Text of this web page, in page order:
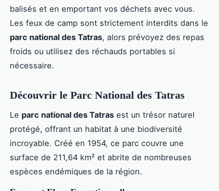
balisés et en emportant vos déchets avec vous.
Les feux de camp sont strictement interdits dans le
parc national des Tatras, alors prévoyez des repas
froids ou utilisez des réchauds portables si
nécessaire.
Découvrir le Parc National des Tatras
Le parc national des Tatras est un trésor naturel
protégé, offrant un habitat à une biodiversité
incroyable. Créé en 1954, ce parc couvre une
surface de 211,64 km² et abrite de nombreuses
espèces endémiques de la région.